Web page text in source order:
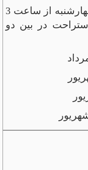
این دوره در روزهای دوشنبه و چهارشنبه از ساعت 3
استراحت در بین دو